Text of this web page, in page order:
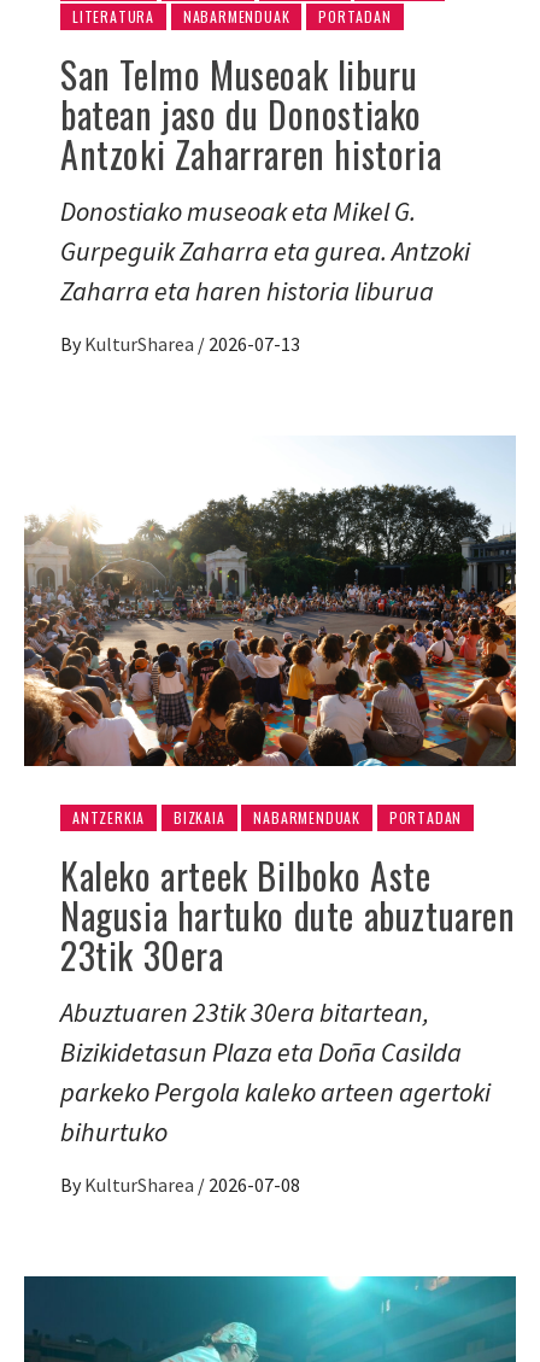
LITERATURA
NABARMENDUAK PORTADAN
San Telmo Museoak liburu
batean jaso du Donostiako
Antzoki Zaharraren historia
Donostiako museoak eta Mikel G.
Gurpeguik Zaharra eta gurea. Antzoki
Zaharra eta haren historia liburua
By KulturSharea / 2026-07-13
ANTZERKIA BIZKAIA NABARMENDUAK PORTADAN
Kaleko arteek Bilboko Aste
Nagusia hartuko dute abuztuaren
23tik 30era
Abuztuaren 23tik 30era bitartean,
Bizikidetasun Plaza eta Doña Casilda
parkeko Pergola kaleko arteen agertoki
bihurtuko
By KulturSharea / 2026-07-08